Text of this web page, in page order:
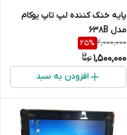
پایه خنک کننده لپ تاپ یوکام
مدل 638B
2,000,000
25%
1,500,000
افزودن به سبد